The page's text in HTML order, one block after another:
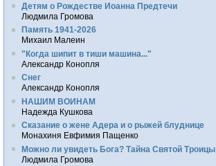
Детям о Рождестве Иоанна Предтечи
Людмила Громова
Память 1941-2026
Михаил Малеин
"Когда шипит в тиши машина..."
Александр Конопля
Снег
Александр Конопля
НАШИМ ВОИНАМ
Надежда Кушкова
Сказание о жене Адера и о рыжей блуднице
Монахиня Евфимия Пащенко
Можно ли увидеть Бога? Тайна Святой Троицы
Людмила Громова